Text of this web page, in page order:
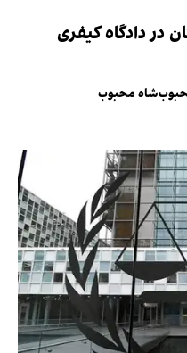
در دادگاه کیفری
محبوب